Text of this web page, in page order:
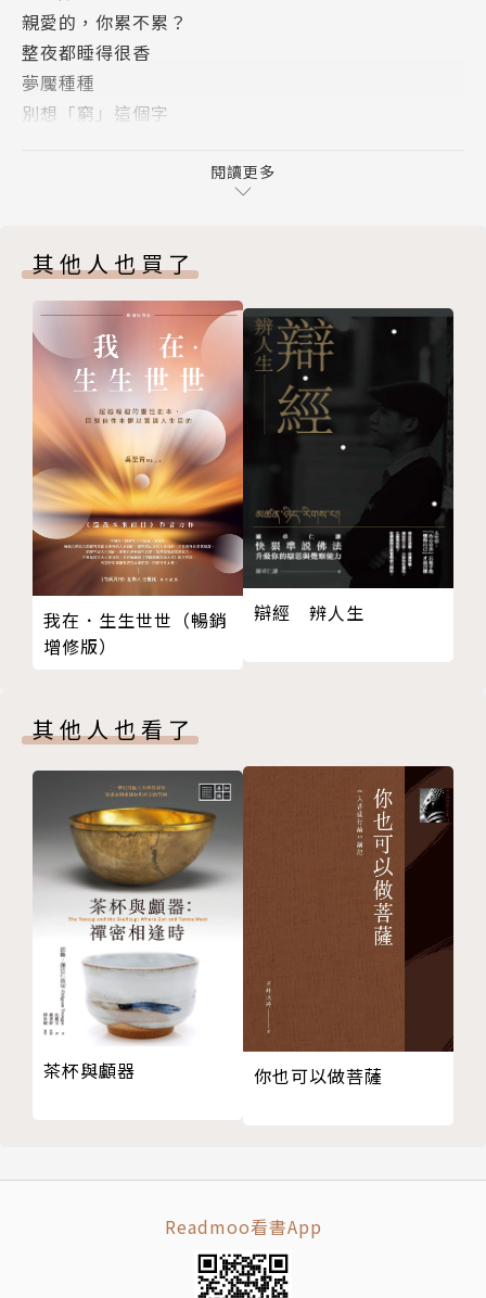
親愛的，你累不累？
整夜都睡得很香
夢魘種種
別想「窮」這個字
花時間陪上帝
英雄出年少
新「阿堵物」
「徒格」安在？
破你讀經「魔障」21
讀經五戒
撒但之問
弟兄姊妹太親密？
獻君一塊磚
你的服事——屬靈？還是屬肉體？
先知辨
形式主義的陷阱
有一個聲音？！
教會為何「票房失利」？
追思禮拜‧公祭？
三聲無奈話祭祖
「寡婦」不夜哭？
單身無罪
有「背叛」的感覺嗎？
大蘋果的薄薄表皮
比「愛滋病」更毒
為「外遇」正名
你是好牧者嗎？
神僕的吶喊
那張冷冷的臉
神，也是他的天父
何時見我殘胞展歡顏？
閱讀更多
其他人也買了
我在．生生世世（暢銷
增修版）
辯經 辨人生
其他人也看了
茶杯與顱器 你也可以做菩薩
Readmoo看書App